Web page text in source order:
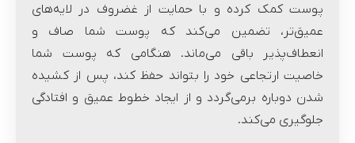
پوست کمک کرده و با حمایت از غضروف در لایه‌های
عمیق‌تر، تضمین می‌کند که پوست شما صاف و
انعطاف‌پذیر باقی می‌ماند. هنگامی که پوست شما
خاصیت ارتجاعی خود را بتواند حفظ کند، پس از کشیده
شدن دوباره برمی‌گردد و از ایجاد خطوط عمیق و افتادگی
جلوگیری می‌کند.